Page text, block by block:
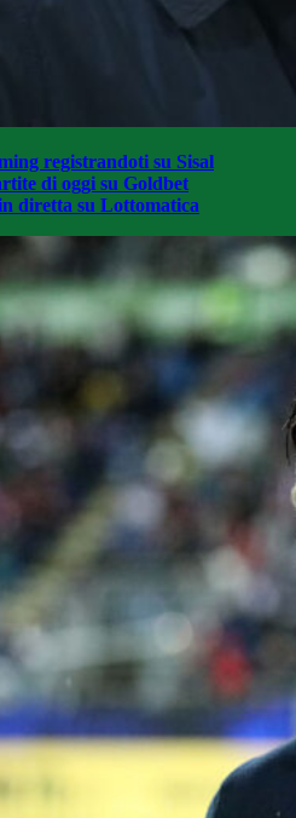
registrandoti su Sisal
di oggi su Goldbet
diretta su Lottomatica